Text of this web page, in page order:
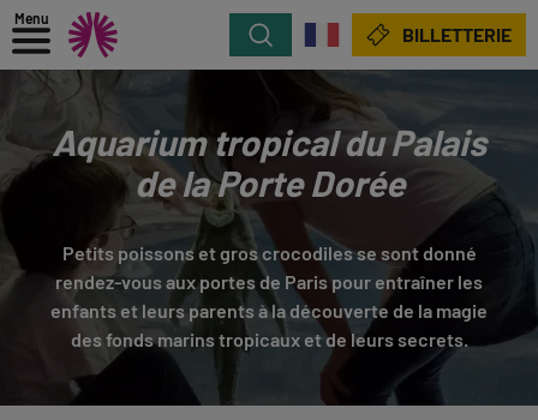
Menu
Rechercher BILLETTERIE
Aquarium tropical du Palais
de la Porte Dorée
Petits poissons et gros crocodiles se sont donné
rendez-vous aux portes de Paris pour entraîner les
enfants et leurs parents à la découverte de la magie
des fonds marins tropicaux et de leurs secrets.